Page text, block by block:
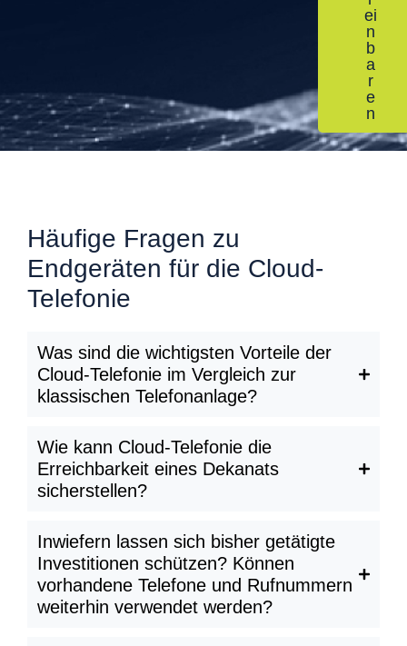
ei
n
b
a
r
e
n
Häufige Fragen zu
Endgeräten für die Cloud-
Telefonie
Was sind die wichtigsten Vorteile der
Cloud-Telefonie im Vergleich zur
klassischen Telefonanlage?
Wie kann Cloud-Telefonie die
Erreichbarkeit eines Dekanats
sicherstellen?
Inwiefern lassen sich bisher getätigte
Investitionen schützen? Können
vorhandene Telefone und Rufnummern
weiterhin verwendet werden?